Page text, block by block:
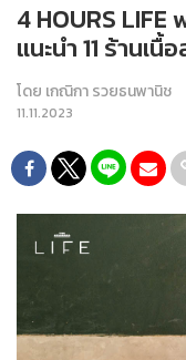
4 HOURS LIFE
แนะนำ 11 ร้านเ
โดย เกณิกา รวยธนพานิช
11.11.2023